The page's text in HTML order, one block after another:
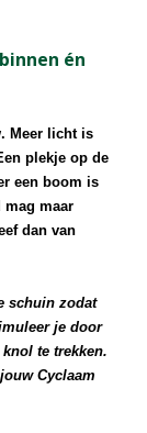
én
Meer licht is
plekje op de
een boom is
mag maar
dan van
schuin zodat
je door
te trekken.
Cyclaam